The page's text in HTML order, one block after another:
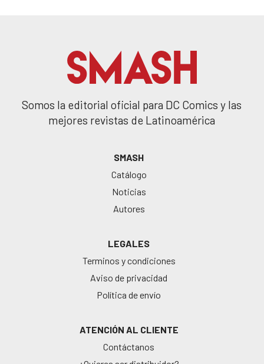
Somos la editorial oficial para DC Comics y las
mejores revistas de Latinoamérica
SMASH
Catálogo
Noticias
Autores
LEGALES
Terminos y condiciones
Aviso de privacidad
Política de envío
ATENCIÓN AL CLIENTE
Contáctanos